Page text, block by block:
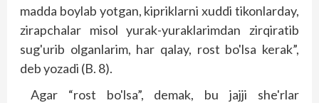
madda boylab yotgan, kipriklarni xuddi tikonlarday,
zirapchalar misol yurak-yuraklarimdan zirqiratib
sug'urib olganlarim, har qalay, rost bo'lsa kerak”,
deb yozadi (B. 8).
Agar “rost bo'lsa”, demak, bu jajji she'rlar